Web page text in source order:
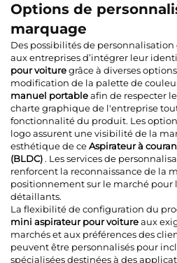
Options de
marquage
Des possibilités de
aux entreprises d’intégrer leur
pour voituregrâce à diverses
modification de la palette de
manuel portableafin de respecter
charte graphique de l'entreprise
fonctionnalité du produit. Les
logo assurent une visibilité de la
esthétique de ceAspirateur à
(BLDC). Les services de
renforcent la reconnaissance de la
positionnement sur le marché pour
détaillants.
La flexibilité de configuration du
mini aspirateur pour voitureaux
marchés et aux préférences des
peuvent être personnalisés pour
spécialisées destinées à des